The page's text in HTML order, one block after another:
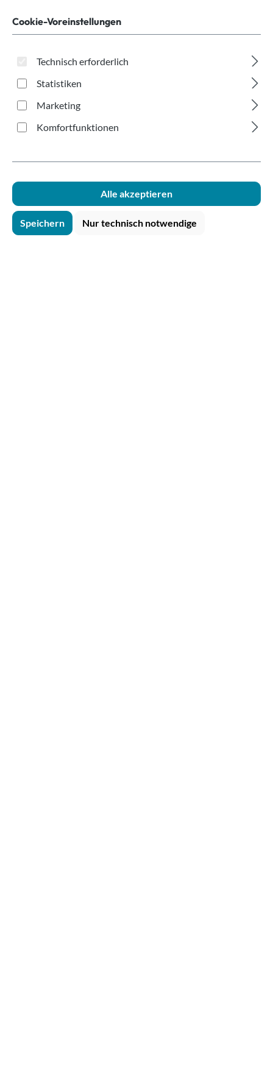
mehr anzeigen
Apotheke
Becher und Zubehör für die Aportheke.
mehr anzeigen
Cookie-Voreinstellungen
Technisch erforderlich
Statistiken
Marketing
Komfortfunktionen
Alle akzeptieren
Speichern Nur technisch notwendige